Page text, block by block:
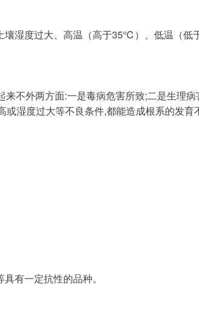
壤湿度过大、高温（高于35℃）、低温（低
湿度过大等不良条件,都能造成根系的发
有一定抗性的品种。